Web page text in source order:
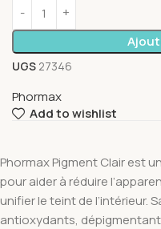
UGS 27346
Phormax
Add to wishlist
Phormax Pigment Clair est
pour aider à réduire
unifier le teint de l’intérieur.
antioxydants,